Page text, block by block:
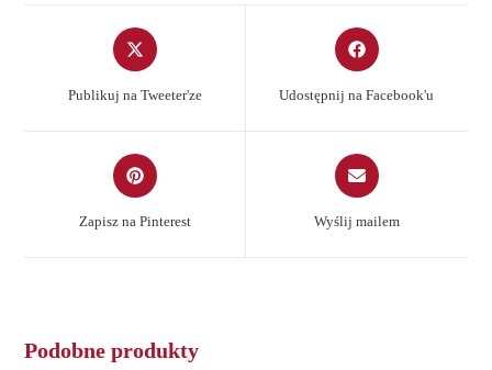
Opens
in
new
Publikuj na Tweeter'ze
Opens
in
new
Udostępnij na Facebook'u
Opens
in
Zapisz na Pinterest
Opens
in
new
Wyślij mailem
Podobne produkty